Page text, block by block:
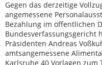
Gegen das derzeitige
angemessene
Bezahlung im öffentlichen
Bundesverfassungsgericht
Präsidenten Andreas
amtsangemessene
Karlsruhe 40 Vorlagen zum